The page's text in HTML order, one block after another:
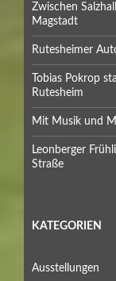
Zwischen
Magstadt
Rutesheimer
Tobias Pokrop
Rutesheim
Mit Musik und
Leonberger
Straße
KATEGORIEN
Ausstellungen